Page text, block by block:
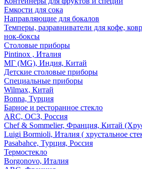
Емкости для сока
Направляющие для бокалов
Темперы, разравниватели для кофе,
нок-боксы
Столовые приборы
Pintinox , Италия
МГ (MG), Индия, Китай
Детские столовые приборы
Специальные приборы
Wilmax, Китай
Bonna, Турция
Барное и ресторанное стекло
ARC, ОСЗ, Россия
Chef & Sommelier, Франция, Китай
Luigi Bormioli, Италия ( хрустальное
Pasabahce, Турция, Россия
Термостекло
Borgonovo, Италия